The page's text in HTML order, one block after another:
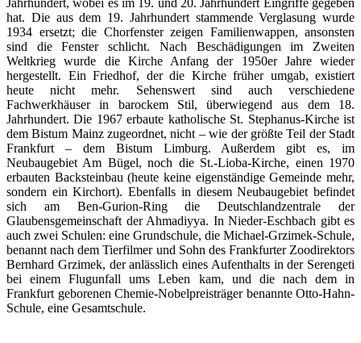
Jahrhundert, wobei es im 19. und 20. Jahrhundert Eingriffe gegeben
hat. Die aus dem 19. Jahrhundert stammende Verglasung wurde
1934 ersetzt; die Chorfenster zeigen Familienwappen, ansonsten
sind die Fenster schlicht. Nach Beschädigungen im Zweiten
Weltkrieg wurde die Kirche Anfang der 1950er Jahre wieder
hergestellt. Ein Friedhof, der die Kirche früher umgab, existiert
heute nicht mehr. Sehenswert sind auch verschiedene
Fachwerkhäuser in barockem Stil, überwiegend aus dem 18.
Jahrhundert. Die 1967 erbaute katholische St. Stephanus-Kirche ist
dem Bistum Mainz zugeordnet, nicht – wie der größte Teil der Stadt
Frankfurt – dem Bistum Limburg. Außerdem gibt es, im
Neubaugebiet Am Bügel, noch die St.-Lioba-Kirche, einen 1970
erbauten Backsteinbau (heute keine eigenständige Gemeinde mehr,
sondern ein Kirchort). Ebenfalls in diesem Neubaugebiet befindet
sich am Ben-Gurion-Ring die Deutschlandzentrale der
Glaubensgemeinschaft der Ahmadiyya. In Nieder-Eschbach gibt es
auch zwei Schulen: eine Grundschule, die Michael-Grzimek-Schule,
benannt nach dem Tierfilmer und Sohn des Frankfurter Zoodirektors
Bernhard Grzimek, der anlässlich eines Aufenthalts in der Serengeti
bei einem Flugunfall ums Leben kam, und die nach dem in
Frankfurt geborenen Chemie-Nobelpreisträger benannte Otto-Hahn-
Schule, eine Gesamtschule.